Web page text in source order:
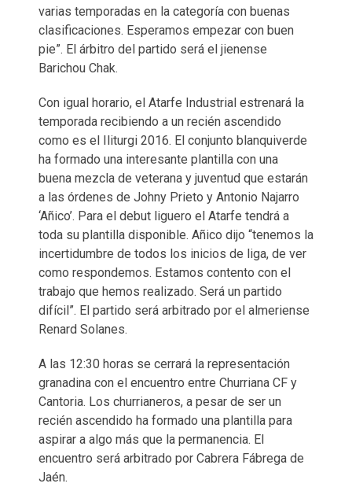
varias temporadas en la categoría con buenas
clasificaciones. Esperamos empezar con buen
pie”. El árbitro del partido será el jienense
Barichou Chak.
Con igual horario, el Atarfe Industrial estrenará la
temporada recibiendo a un recién ascendido
como es el Iliturgi 2016. El conjunto blanquiverde
ha formado una interesante plantilla con una
buena mezcla de veterana y juventud que estarán
a las órdenes de Johny Prieto y Antonio Najarro
‘Añico’. Para el debut liguero el Atarfe tendrá a
toda su plantilla disponible. Añico dijo “tenemos la
incertidumbre de todos los inicios de liga, de ver
como respondemos. Estamos contento con el
trabajo que hemos realizado. Será un partido
difícil”. El partido será arbitrado por el almeriense
Renard Solanes.
A las 12:30 horas se cerrará la representación
granadina con el encuentro entre Churriana CF y
Cantoria. Los churrianeros, a pesar de ser un
recién ascendido ha formado una plantilla para
aspirar a algo más que la permanencia. El
encuentro será arbitrado por Cabrera Fábrega de
Jaén.